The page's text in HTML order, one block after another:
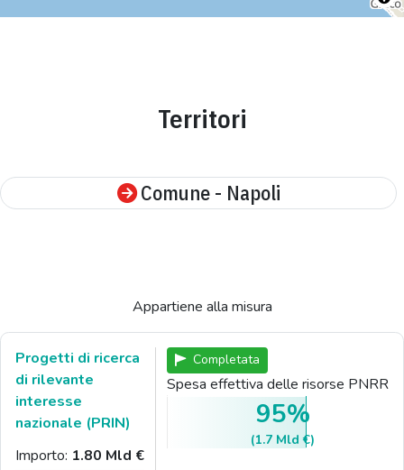
Territori
Comune - Napoli
Appartiene alla misura
Progetti di ricerca
di rilevante
interesse
nazionale (PRIN)
Importo: 1.80 Mld €
Completata
Spesa effettiva delle risorse PNRR
95%
(1.7 Mld €)